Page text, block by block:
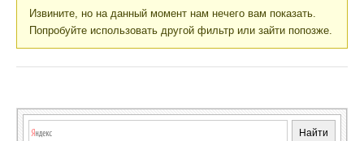
Извините, но на данный момент нам нечего вам показать.
Попробуйте использовать другой фильтр или зайти попозже.